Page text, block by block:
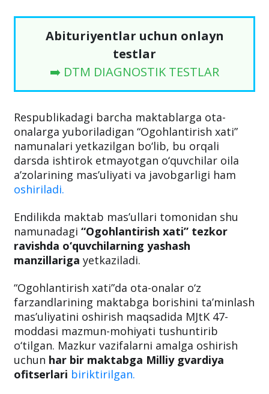
Abituriyentlar uchun onlayn
testlar
➡️ DTM DIAGNOSTIK TESTLAR
Respublikadagi barcha maktablarga ota-
onalarga yuboriladigan “Ogohlantirish xati”
namunalari yetkazilgan bo‘lib, bu orqali
darsda ishtirok etmayotgan o‘quvchilar oila
a’zolarining mas’uliyati va javobgarligi ham
oshiriladi.
Endilikda maktab mas’ullari tomonidan shu
namunadagi “Ogohlantirish xati” tezkor
ravishda o‘quvchilarning yashash
manzillariga yetkaziladi.
“Ogohlantirish xati”da ota-onalar o‘z
farzandlarining maktabga borishini ta’minlash
mas’uliyatini oshirish maqsadida MJtK 47-
moddasi mazmun-mohiyati tushuntirib
o‘tilgan. Mazkur vazifalarni amalga oshirish
uchun har bir maktabga Milliy gvardiya
ofitserlari biriktirilgan.